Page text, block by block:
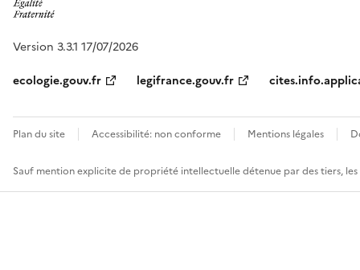
Version 3.3.1 17/07/2026
ecologie.gouv.fr
legifrance.gouv.fr
Plan du site Accessibilité: non conforme Mentions légales
Sauf mention explicite de propriété intellectuelle détenue par des tiers,